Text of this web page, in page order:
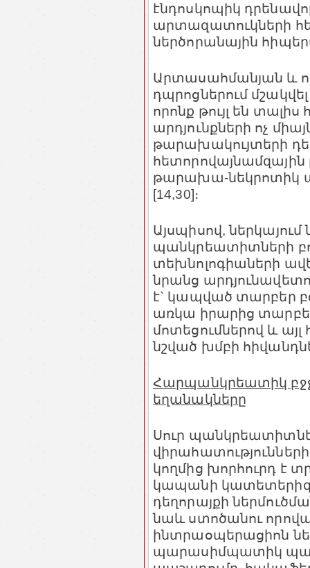
էնդոսկոպիկ
արտազատուկների
ներծորանային
Արտասահմանյան և
դպրոցներում
որոնք թույլ են
արդյունքների ոչ
թարախակույտերի
թարախա-նեկրոտիկ
[14,30]։
Այսպիսով,
պանկրեատիտների
տեխնոլոգիաների
նրանց
է` կապված տարբեր
առկա իրարից
մոտեցումներով և
նշված խմբի
Հարպանկրեատիկ
եղանակները
Սուր
կողմից խորհուրդ է
կապանի
դեղորայքի
նաև ստոծանու
ինտրաօպերացիոն
պարասիմպատիկ